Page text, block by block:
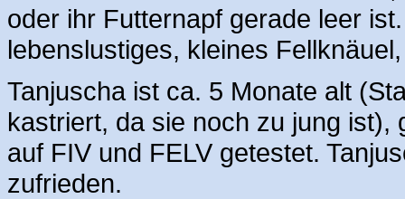
oder ihr Futternapf gerade leer
lebenslustiges, kleines
Tanjuscha ist ca. 5 Monate alt
kastriert, da sie noch zu jung ist),
auf FIV und FELV getestet.
zufrieden.